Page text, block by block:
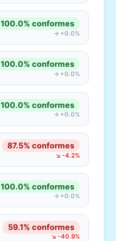
100.0% conformes
→ +0.0%
100.0% conformes
→ +0.0%
100.0% conformes
→ +0.0%
87.5% conformes
↘ -4.2%
100.0% conformes
→ +0.0%
59.1% conformes
↘ -40.9%